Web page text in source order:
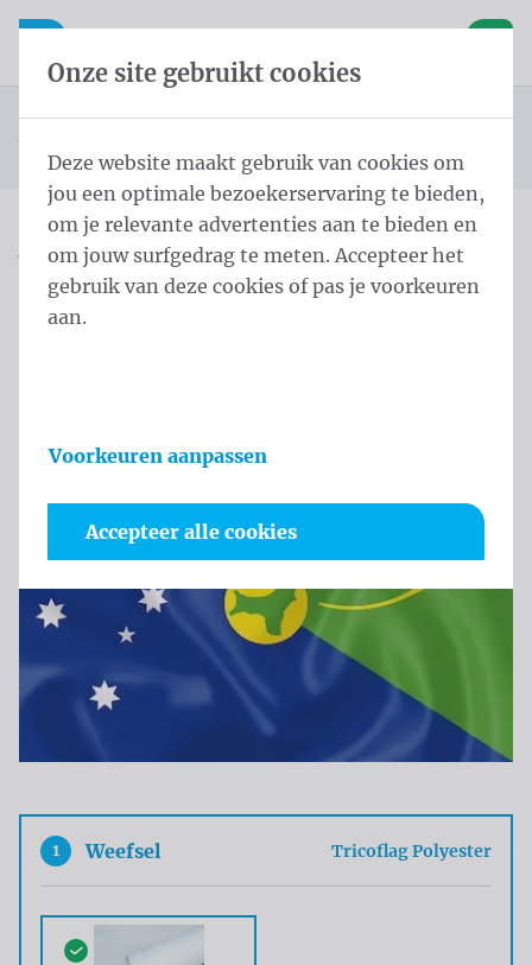
Inhoud overslaan
Taalkeuze overslaan
Open mobiele navigatie
U bevindt zich hier:
Landenvlaggen Azië
Vlag Christmaseiland 150x200 cm
Vlag Christmaseiland
150x200 cm
1 Weefsel Tricoflag Polyester
Onze site gebruikt cookies
Deze website maakt gebruik van cookies om
jou een optimale bezoekerservaring te bieden,
om je relevante advertenties aan te bieden en
om jouw surfgedrag te meten. Accepteer het
gebruik van deze cookies of pas je voorkeuren
aan.
Voorkeuren aanpassen
Accepteer alle cookies